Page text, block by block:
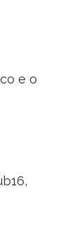
e o